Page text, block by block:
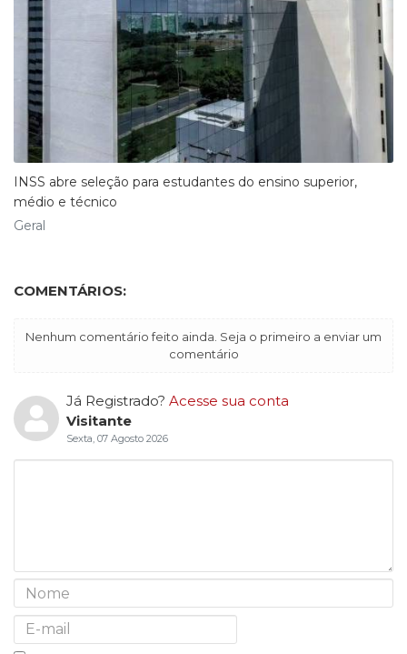
​INSS abre seleção para estudantes do ensino superior,
médio e técnico
Geral
COMENTÁRIOS:
Nenhum comentário feito ainda. Seja o primeiro a enviar um
comentário
Já Registrado? Acesse sua conta
Visitante
Sexta, 07 Agosto 2026